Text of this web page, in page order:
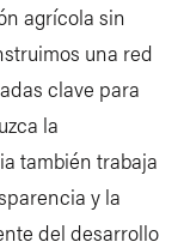
agrícola sin
una red
clave para
la
también trabaja
y la
del desarrollo